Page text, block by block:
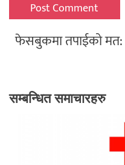
फेसबुकमा तपाईको मत:
सम्बन्धित समाचारहरु